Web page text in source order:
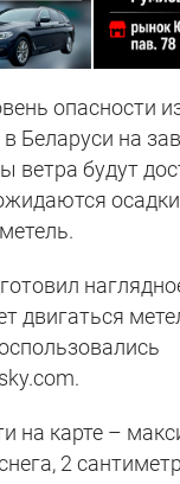
опасности
Беларуси на
ветра будут
осадки
двигаться
на карте –
2